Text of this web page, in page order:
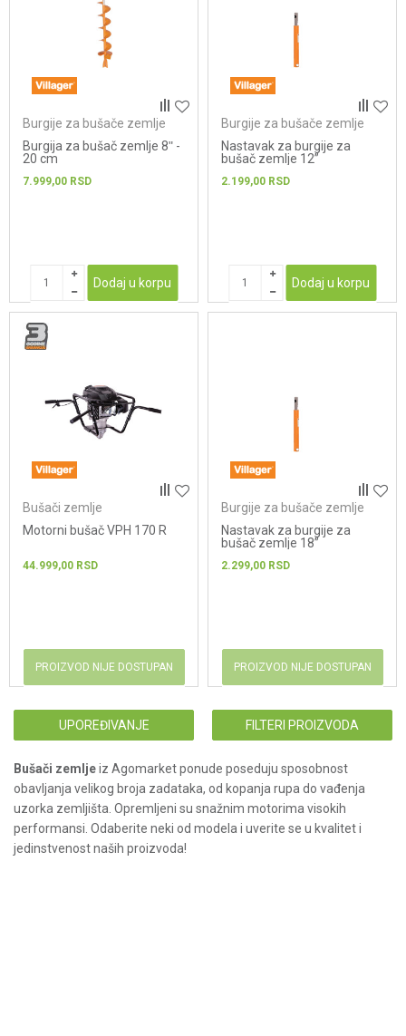
Burgije za bušače zemlje
Burgija za bušač zemlje 8ʺ -
20 cm
7.999,00 RSD
Dodaj u korpu
Burgije za bušače zemlje
Nastavak za burgije za
bušač zemlje 12”
2.199,00 RSD
Dodaj u korpu
Bušači zemlje
Motorni bušač VPH 170 R
44.999,00 RSD
PROIZVOD NIJE DOSTUPAN
Burgije za bušače zemlje
Nastavak za burgije za
bušač zemlje 18”
2.299,00 RSD
PROIZVOD NIJE DOSTUPAN
UPOREĐIVANJE FILTERI PROIZVODA
Bušači zemljeiz Agomarket ponude poseduju sposobnost
obavljanja velikog broja zadataka, od kopanja rupa do vađenja
uzorka zemljišta. Opremljeni su snažnim motorima visokih
performansi. Odaberite neki od modela i uverite se u kvalitet i
jedinstvenost naših proizvoda!